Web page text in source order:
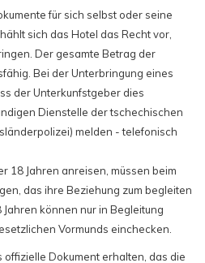
für sich selbst oder seine
sich das Hotel das Recht vor,
Der gesamte Betrag der
Bei der Unterbringung eines
der Unterkunfstgeber dies
Dienstelle der tschechischen
melden - telefonisch
18 Jahren anreisen, müssen beim
das ihre Beziehung zum begleiten
können nur in Begleitung
Vormunds einchecken.
Dokument erhalten, das die